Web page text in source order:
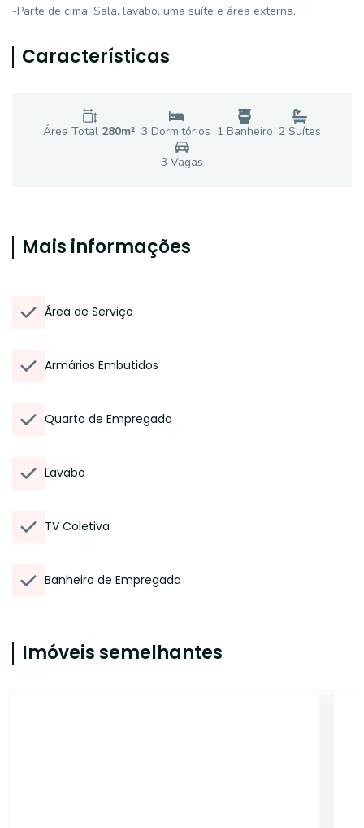
-Parte de cima: Sala, lavabo, uma suíte e área externa.
Características
Área Total 280m² 3 Dormitórios 1 Banheiro 2 Suítes
3 Vagas
Mais informações
Área de Serviço
Armários Embutidos
Quarto de Empregada
Lavabo
TV Coletiva
Banheiro de Empregada
Imóveis semelhantes